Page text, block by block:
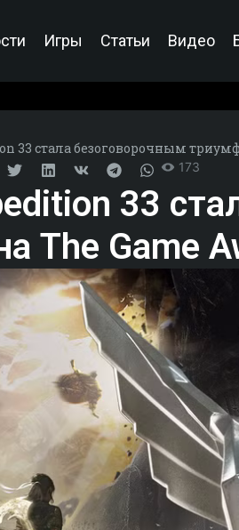
Игры Статьи Видео
33 стала безоговорочным
173
33
The Game